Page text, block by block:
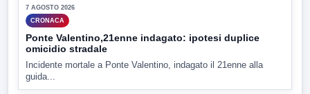
7 AGOSTO 2026
CRONACA
Ponte Valentino,21enne indagato: ipotesi duplice
omicidio stradale
Incidente mortale a Ponte Valentino, indagato il 21enne alla
guida...